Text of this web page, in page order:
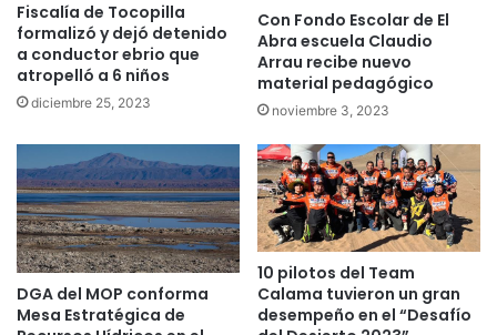
Fiscalía de Tocopilla
formalizó y dejó detenido
a conductor ebrio que
atropelló a 6 niños
diciembre 25, 2023
Con Fondo Escolar de El
Abra escuela Claudio
Arrau recibe nuevo
material pedagógico
noviembre 3, 2023
DGA del MOP conforma
Mesa Estratégica de
10 pilotos del Team
Calama tuvieron un gran
desempeño en el “Desafío